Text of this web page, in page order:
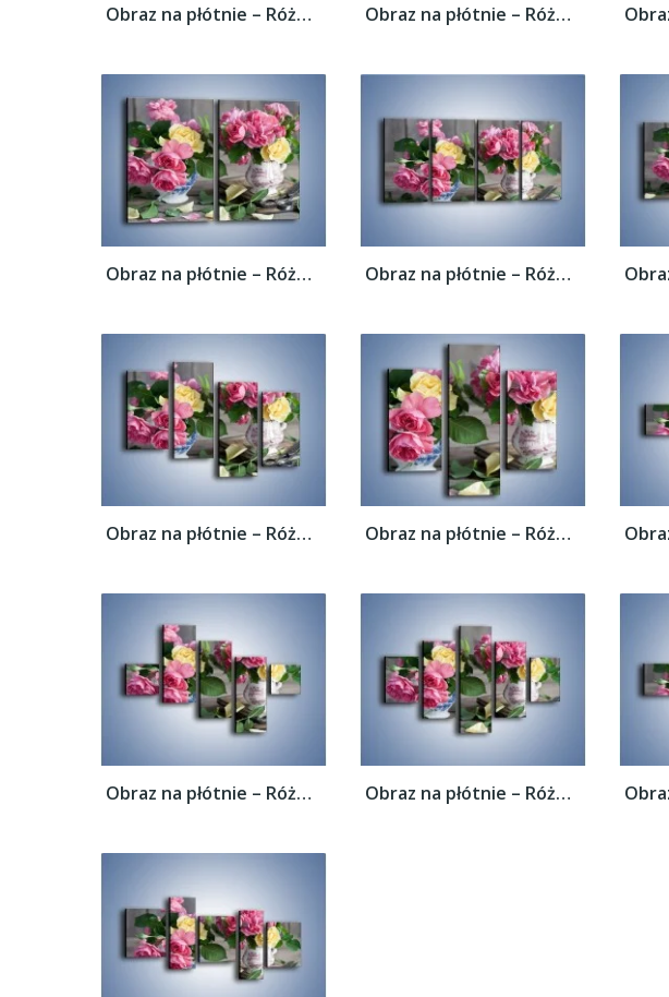
Obraz na płótnie – Róże ścięte nożycami –... Obraz na płótnie – Róże ścięte nożycami –...
Obraz na płótnie – Róże ścięte nożycami –... Obraz na płótnie – Róże ścięte nożycami –...
Obraz na płótnie – Róże ścięte nożycami –... Obraz na płótnie – Róże ścięte nożycami –...
Obraz na płótnie – Róże ścięte nożycami –... Obraz na płótnie – Róże ścięte nożycami –...